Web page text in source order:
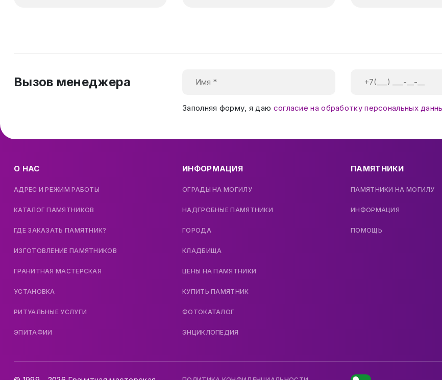
Вызов менеджера
Заполняя форму, я даю согласие на обработку персональных
О НАС
АДРЕС И РЕЖИМ РАБОТЫ
КАТАЛОГ ПАМЯТНИКОВ
ГДЕ ЗАКАЗАТЬ ПАМЯТНИК?
ИЗГОТОВЛЕНИЕ ПАМЯТНИКОВ
ГРАНИТНАЯ МАСТЕРСКАЯ
УСТАНОВКА
РИТУАЛЬНЫЕ УСЛУГИ
ЭПИТАФИИ
ИНФОРМАЦИЯ
ОГРАДЫ НА МОГИЛУ
НАДГРОБНЫЕ ПАМЯТНИКИ
ГОРОДА
КЛАДБИЩА
ЦЕНЫ НА ПАМЯТНИКИ
КУПИТЬ ПАМЯТНИК
ФОТОКАТАЛОГ
ЭНЦИКЛОПЕДИЯ
ПАМЯТНИКИ
ПАМЯТНИКИ НА МОГИЛУ
ИНФОРМАЦИЯ
ПОМОЩЬ